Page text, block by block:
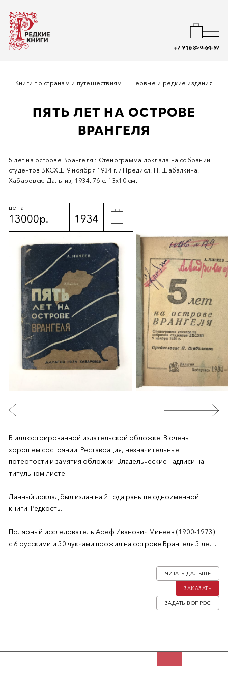
+7 916 850-64-97
Книги по странам и путешествиям Первые и редкие издания
ПЯТЬ ЛЕТ НА ОСТРОВЕ
ВРАНГЕЛЯ
5 лет на острове Врангеля : Стенограмма доклада на собрании
студентов ВКСХШ 9 ноября 1934 г. / Предисл. П. Шабалкина.
Хабаровск: Дальгиз, 1934. 76 с. 13х10 см.
цена
13000р. 1934
В иллюстрированной издательской обложке. В очень
хорошем состоянии. Реставрация, незначительные
потертости и замятия обложки. Владельческие надписи на
титульном листе.
Данный доклад был издан на 2 года раньше одноименной
книги. Редкость.
Полярный исследователь Ареф Иванович Минеев (1900-1973)
с 6 русскими и 50 чукчами прожил на острове Врангеля 5 лет с
оторванности от материка, плохо поставленной связи и
критического недостатка топлива из-за тяжелого льда. Первая
колония, включившая научный коллектив под руководством
Г.А. Ушакова, прожила три года с 1926 по 1929 год, затем была
ЗАДАТЬ ВОПРОС
ЗАКАЗАТЬ
ЧИТАТЬ ДАЛЬШЕ